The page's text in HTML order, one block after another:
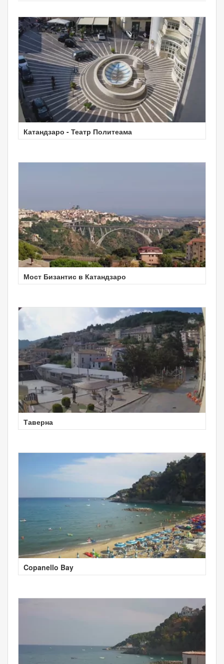
Катандзаро - Театр Политеама
Мост Бизантис в Катандзаро
Таверна
Copanello Bay